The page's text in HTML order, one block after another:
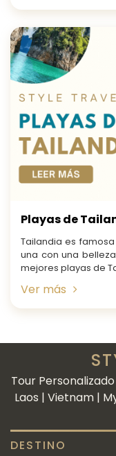
Playas de
Tailandia es
una con una
mejores playas de
Ver más
Tour
Laos | Vietnam |
DESTINO